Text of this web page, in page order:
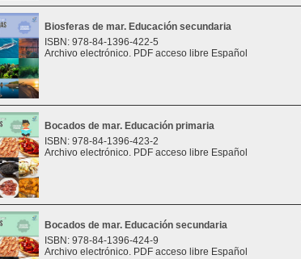
Biosferas de mar. Educación secundaria
ISBN: 978-84-1396-422-5
Archivo electrónico. PDF acceso libre Español
Bocados de mar. Educación primaria
ISBN: 978-84-1396-423-2
Archivo electrónico. PDF acceso libre Español
Bocados de mar. Educación secundaria
ISBN: 978-84-1396-424-9
Archivo electrónico. PDF acceso libre Español